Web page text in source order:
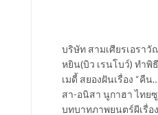
บริษัท สามเศียรเอรา
หยิน(บิว เรนโบว์) ทำพิ
เมดี้ สยองฝันเรื่อง “คื
สา-อนิสา นูกาฮา ไทย
บทบาทภาพยนตร์ผีเรื่อ